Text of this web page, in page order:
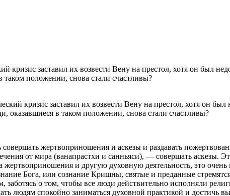
кризис заставил их возвести Вену на престол, хотя он был
оказавшиеся в таком положении, снова стали счастливы?
жертвоприношения и аскезы и раздавать
от мира (ванапрастхи и санньяси), — совершать аскезы.
и другую духовную деятельность, это
Бога, или сознание Кришны, святые и преданные стремятся
о том, чтобы все люди действительно исполняли
людям спокойно заниматься духовной практикой и достичь